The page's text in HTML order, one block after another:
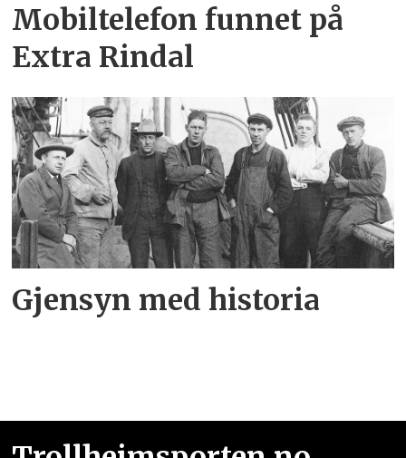
Mobiltelefon funnet på
Extra Rindal
Gjensyn med historia